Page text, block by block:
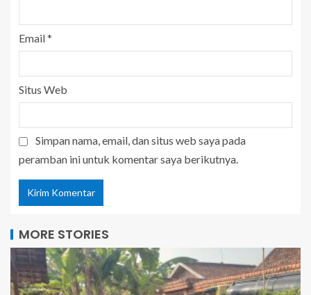
Email*
Situs Web
Simpan nama, email, dan situs web saya pada
peramban ini untuk komentar saya berikutnya.
MORE STORIES